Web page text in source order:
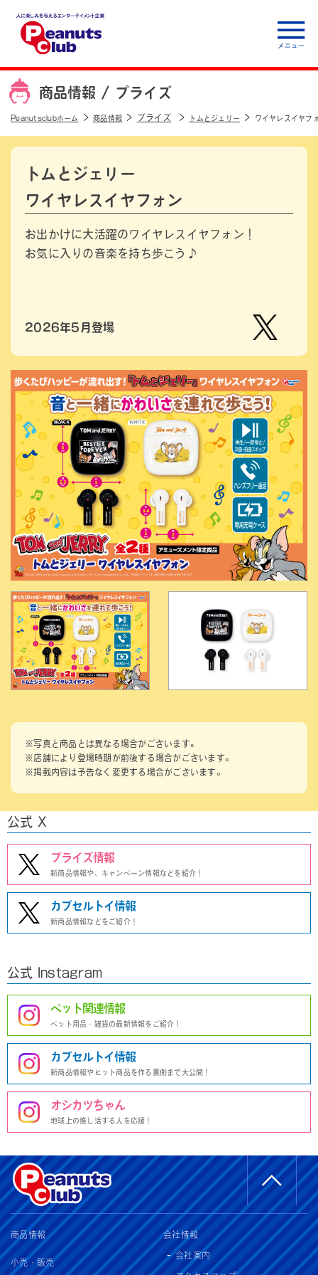
人に楽しみを与えるエ
ンターテイメント企
業 Peanuts club
商品情報 / プライズ
Peanutsclubホーム 商品情報 プライズ トムとジェリー ワイヤレスイヤフ
トムとジェリー
ワイヤレスイヤフォン
お出かけに大活躍のワイヤレスイヤフォン！
お気に入りの音楽を持ち歩こう♪
2026年5月登場
ーナッ
ツクラ
ブのプ
ライズ
商品の
Xはこ
ちら
※写真と商品とは異なる場合がございます。
※店舗により登場時期が前後する場合がございます。
※掲載内容は予告なく変更する場合がございます。
公式 X
プライズ情報
新商品情報や、キャンペーン情報などを紹介！
カプセルトイ情報
新商品情報などをご紹介！
公式 Instagram
ペット関連情報
ペット用品・雑貨の最新情報をご紹介！
カプセルトイ情報
新商品情報やヒット商品を作る裏側まで大公開！
オシカツちゃん
地球上の推し活する人を応援！
商品情報
小売・販売
会社情報
会社案内